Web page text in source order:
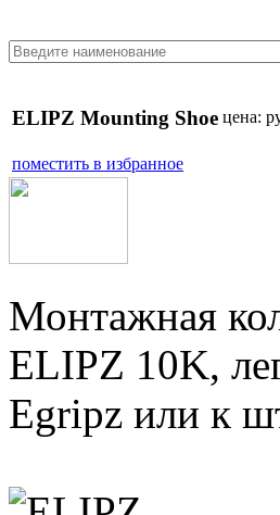
ELIPZ Mounting Shoe цена:
поместить в избранное
Монтажная
ELIPZ 10K,
Egripz или к